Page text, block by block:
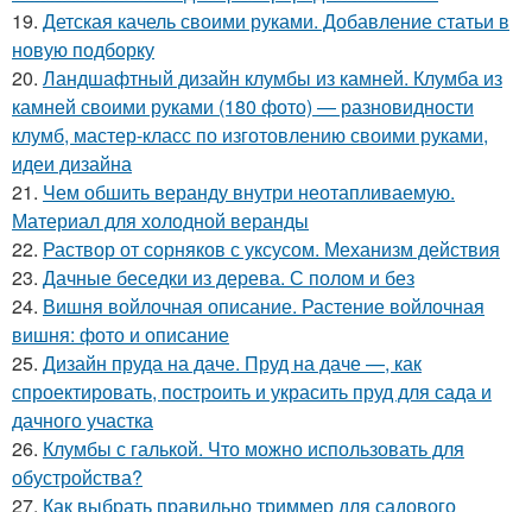
19. Детская качель своими руками. Добавление статьи в
новую подборку
20. Ландшафтный дизайн клумбы из камней. Клумба из
камней своими руками (180 фото) — разновидности
клумб, мастер-класс по изготовлению своими руками,
идеи дизайна
21. Чем обшить веранду внутри неотапливаемую.
Материал для холодной веранды
22. Раствор от сорняков с уксусом. Механизм действия
23. Дачные беседки из дерева. С полом и без
24. Вишня войлочная описание. Растение войлочная
вишня: фото и описание
25. Дизайн пруда на даче. Пруд на даче —, как
спроектировать, построить и украсить пруд для сада и
дачного участка
26. Клумбы с галькой. Что можно использовать для
обустройства?
27. Как выбрать правильно триммер для садового